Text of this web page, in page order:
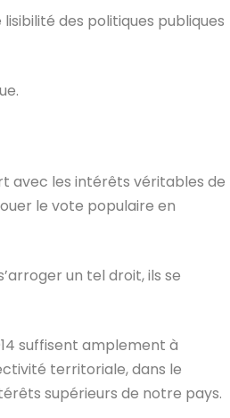
des politiques publiques
avec les intérêts véritables de
le vote populaire en
un tel droit, ils se
suffisent amplement à
territoriale, dans le
supérieurs de notre pays.